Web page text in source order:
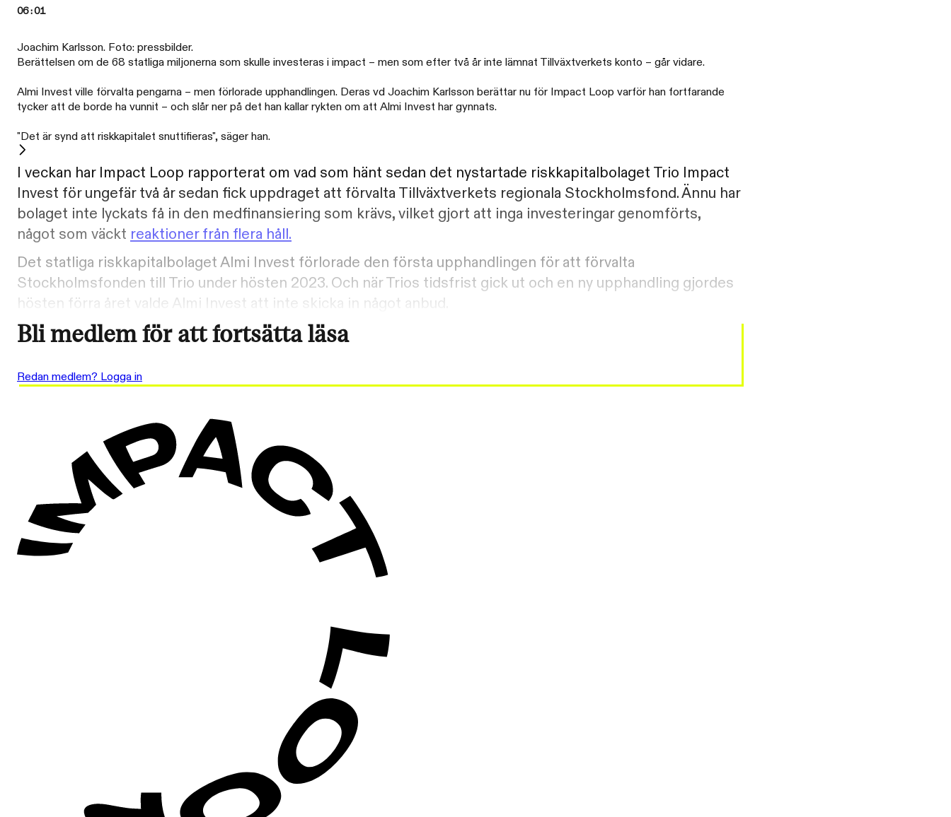
06:01
Joachim Karlsson. Foto: pressbilder.
Berättelsen om de 68 statliga miljonerna som skulle investeras i impact – men som efter två år inte lämnat Tillväxtverkets konto – går vidare.
Almi Invest ville förvalta pengarna – men förlorade upphandlingen. Deras vd Joachim Karlsson berättar nu för Impact Loop varför han fortfarande
tycker att de borde ha vunnit – och slår ner på det han kallar rykten om att Almi Invest har gynnats.
"Det är synd att riskkapitalet snuttifieras", säger han.
I veckan har Impact Loop rapporterat om vad som hänt sedan det nystartade riskkapitalbolaget Trio Impact
Invest för ungefär två år sedan fick uppdraget att förvalta Tillväxtverkets regionala Stockholmsfond. Ännu har
bolaget inte lyckats få in den medfinansiering som krävs, vilket gjort att inga investeringar genomförts,
något som väckt reaktioner från flera håll.
Det statliga riskkapitalbolaget Almi Invest förlorade den första upphandlingen för att förvalta
Stockholmsfonden till Trio under hösten 2023. Och när Trios tidsfrist gick ut och en ny upphandling gjordes
hösten förra året valde Almi Invest att inte skicka in något anbud.
Bli medlem för att fortsätta läsa
Redan medlem? Logga in